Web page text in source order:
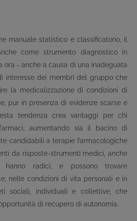
manuale statistico e classificatorio, il
come strumento diagnostico in
ora - anche a causa di una inadeguata
interesse dei membri del gruppo che
la medicalizzazione di condizioni di
pur in presenza di evidenze scarse e
tendenza crea vantaggi per chi
aumentando sia il bacino di
candidabili a terapie farmacologiche
da risposte-strumenti medici, anche
radici, e possono trovare
nelle condizioni di vita personali e in
sociali, individuali e collettive, che
di recupero di autonomia.